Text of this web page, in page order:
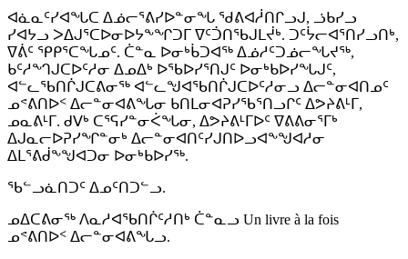
ᐊᓈᓇᑦᓯᐊᖓᑕ ᐃᓅᓕᕐᕕᓯᐅᓐᓂᖓ ᖁᕕᐊᓲᑎᒋᓗᒍ, ᓘᑲᓯᓗ
ᓯᐊᔭᓗ ᐳᐃᒍᕐᑕᐅᓂᐅᔭᖕᖏᑐᒥ ᐁᑦᑑᑎᖃᒍᒪᔫᒃ. ᑐᑦᔮᓕᐊᕐᑎᓯᓗᑎᒃ,
ᐁᕖᑦ ᕿᑭᕐᑕᖓᓄᑦ. ᑖᓐᓇ ᐅᓂᒃᑳᑐᐊᖅ ᐃᓅᓱᑦᑐᓅᓕᖓᔪᖅ,
ᑲᑦᓱᙰᒍᑕᐅᑦᓱᓂ ᐃᓄᐃᒃ ᐅᖃᐅᓯᕐᑎᒍᑦ ᐅᓂᒃᑲᐅᓯᖓᒍᑦ,
ᐊᓪᓚᖃᑎᒌᒍᑕᕕᓂᖅ ᐊᓪᓚᖑᐊᖃᑎᒌᒍᑕᐅᑦᓱᓂᓗ ᐃᓕᓐᓂᐊᑎᓄᑦ
ᓄᕝᕕᑎᐅᑉ ᐃᓕᓐᓂᐊᕕᖓᓂ ᑲᑎᒪᓂᐊᕈᓯᖃᕐᑎᓗᒋᑦ ᐃᕗᔨᕕᒻᒥ,
ᓄᓇᕕᒻᒥ. ᑯᐯᒃ ᑕᕐᕋᓯᓐᓂᐹᖓᓂ, ᐃᕗᔨᕕᒻᒥᐅᑦ ᐁᕕᕕᓂᕐᒥᒃ
ᐃᒍᓇᓕᐅᕈᓯᖏᓐᓂᒃ ᐃᓕᓐᓂᐊᑎᑦᓯᒍᑎᐅᓗᐊᖕᖑᐊᓱᓂ
ᐃᒪᕐᕕᑰᖕᖑᐊᑐᓂ ᐅᓂᒃᑲᐅᓯᖅ.
ᖃᓪᓗᓈᑎᑐᑦ ᐃᓄᑦᑎᑐᓪᓗ.
ᓄᐃᑕᕕᓂᖅ ᐱᓇᓱᐊᖃᑎᒌᑦᓱᑎᒃ ᑖᓐᓇᓗ Un livre à la fois
ᓄᕝᕕᑎᐅᑉ ᐃᓕᓐᓂᐊᕕᖓᓗ.